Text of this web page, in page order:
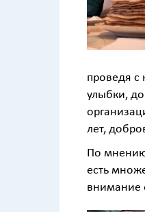
проведя
улыбки,
лет,
По
есть
внимание